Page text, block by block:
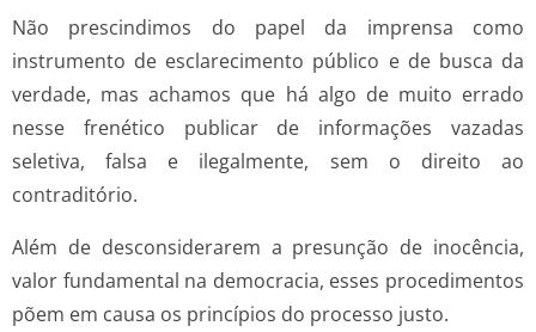
Não prescindimos do papel da imprensa como
instrumento de esclarecimento público e de busca da
verdade, mas achamos que há algo de muito errado
nesse frenético publicar de informações vazadas
seletiva, falsa e ilegalmente, sem o direito ao
contraditório.
Além de desconsiderarem a presunção de inocência,
valor fundamental na democracia, esses procedimentos
põem em causa os princípios do processo justo.